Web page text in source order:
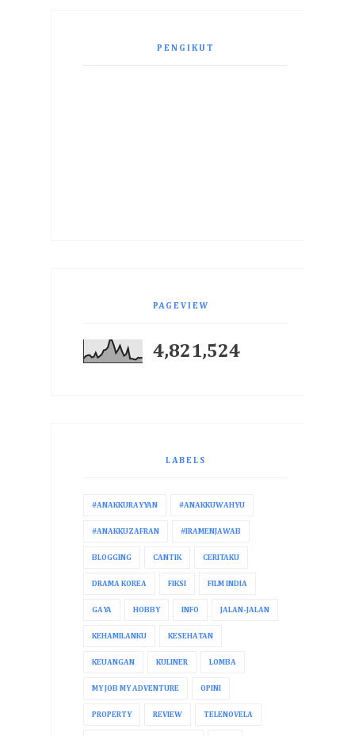
PENGIKUT
PAGEVIEW
4,821,524
LABELS
#ANAKKURAYYAN #ANAKKUWAHYU
#ANAKKUZAFRAN #IRAMENJAWAB
BLOGGING CANTIK CERITAKU
DRAMA KOREA FIKSI FILM INDIA
GAYA HOBBY INFO JALAN-JALAN
KEHAMILANKU KESEHATAN
KEUANGAN KULINER LOMBA
MY JOB MY ADVENTURE OPINI
PROPERTY REVIEW TELENOVELA